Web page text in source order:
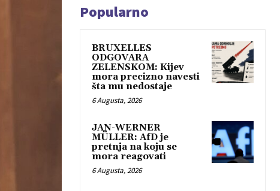
Popularno
BRUXELLES
ODGOVARA
ZELENSKOM: Kijev
mora precizno navesti
šta mu nedostaje
6 Augusta, 2026
JAN-WERNER
MÜLLER: AfD je
pretnja na koju se
mora reagovati
6 Augusta, 2026